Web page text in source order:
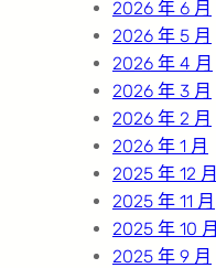
2026 年 6 月
2026 年 5 月
2026 年 4 月
2026 年 3 月
2026 年 2 月
2026 年 1 月
2025 年 12 月
2025 年 11 月
2025 年 10 月
2025 年 9 月